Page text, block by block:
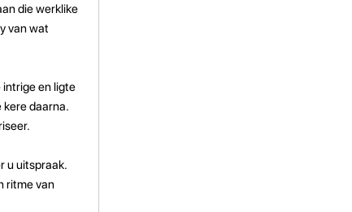
die werklike
van wat
intrige en ligte
kere daarna.
u uitspraak.
ritme van